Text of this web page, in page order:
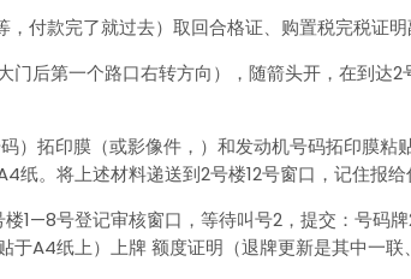
，付款完了就过去）取回合格证、购置税完税证
门后第一个路口右转方向），随箭头开，在到
）拓印膜（或影像件，）和发动机号码拓印膜
纸。将上述材料递送到2号楼12号窗口，记住报
楼1—8号登记审核窗口，等待叫号2，提交：号
于A4纸上）上牌 额度证明（退牌更新是其中一